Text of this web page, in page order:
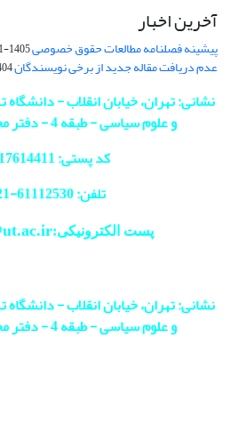
آخرین اخبار
پیشینه فصلنامه مطالعات حقوق خصوصی1405-01-01
عدم دریافت مقاله جدید از برخی نویسندگان20
نشانی: تهران، خیابان انقلاب -
و علوم سیاسی - طبقه 4 - دفتر مجله - اتاق 413
کد پستی: 1417614411
تلفن: 61112530-
پست الکترونیکی:lawmag
نشانی: تهران، خیابان انقلاب -
و علوم سیاسی - طبقه 4 - دفتر مجله - اتاق 413